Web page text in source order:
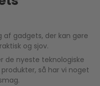
af gadgets, der kan gøre
og sjov.
de nyeste teknologiske
så har vi noget